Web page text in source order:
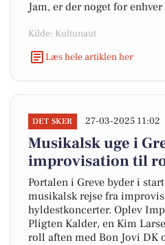
Jam, er der noget for
Kilde: Kultunaut
Læs hele artiklen her
DET SKER 27-03-2025 11:02
Musikalsk uge i
improvisation til
Portalen i Greve byder i
musikalsk rejse fra
hyldestkoncerter. Oplev
Pligten Kalder, en Kim
roll aften med Bon Jovi DK